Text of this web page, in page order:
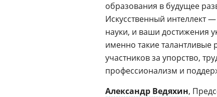
образования в будущее
Искусственный интеллект
науки, и ваши достижения
именно такие талантливые
участников за упорство,
профессионализм и
Александр Ведяхин,